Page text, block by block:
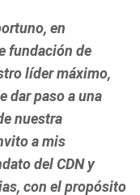
en
fundación de
líder máximo,
dar paso a una
nuestra
a mis
del CDN y
con el propósito